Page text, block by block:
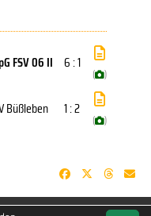
FSV 06 II 6 : 1
( )
Büßleben 1 : 2
( )